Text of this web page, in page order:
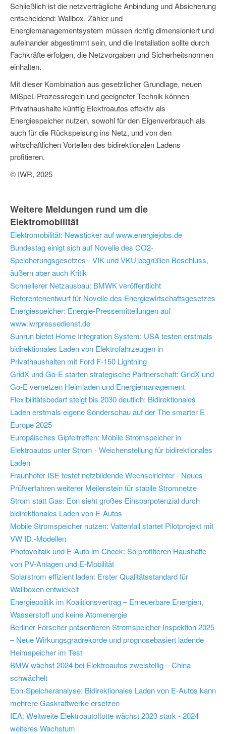
Schließlich ist die netzverträgliche Anbindung und Absicherung
entscheidend: Wallbox, Zähler und
Energiemanagementsystem müssen richtig dimensioniert und
aufeinander abgestimmt sein, und die Installation sollte durch
Fachkräfte erfolgen, die Netzvorgaben und Sicherheitsnormen
einhalten.
Mit dieser Kombination aus gesetzlicher Grundlage, neuen
MiSpeL-Prozessregeln und geeigneter Technik können
Privathaushalte künftig Elektroautos effektiv als
Energiespeicher nutzen, sowohl für den Eigenverbrauch als
auch für die Rückspeisung ins Netz, und von den
wirtschaftlichen Vorteilen des bidirektionalen Ladens
profitieren.
© IWR, 2025
Weitere Meldungen rund um die
Elektromobilität
Elektromobilität: Newsticker auf www.energiejobs.de
Bundestag einigt sich auf Novelle des CO2-
Speicherungsgesetzes - VIK und VKU begrüßen Beschluss,
äußern aber auch Kritik
Schnellerer Netzausbau: BMWK veröffentlicht
Referentenentwurf für Novelle des Energiewirtschaftsgesetzes
Energiespeicher: Energie-Pressemitteilungen auf
www.iwrpressedienst.de
Sunrun bietet Home Integration System: USA testen erstmals
bidirektionales Laden von Elektrofahrzeugen in
Privathaushalten mit Ford F-150 Lightning
GridX und Go-E starten strategische Partnerschaft: GridX und
Go-E vernetzen Heimladen und Energiemanagement
Flexibilitätsbedarf steigt bis 2030 deutlich: Bidirektionales
Laden erstmals eigene Sonderschau auf der The smarter E
Europe 2025
Europäisches Gipfeltreffen: Mobile Stromspeicher in
Elektroautos unter Strom - Weichenstellung für bidirektionales
Laden
Fraunhofer ISE testet netzbildende Wechselrichter - Neues
Prüfverfahren weiterer Meilenstein für stabile Stromnetze
Strom statt Gas: Eon sieht großes Einsparpotenzial durch
bidirektionales Laden von E-Autos
Mobile Stromspeicher nutzen: Vattenfall startet Pilotprojekt mit
VW ID.-Modellen
Photovoltaik und E-Auto im Check: So profitieren Haushalte
von PV-Anlagen und E-Mobilität
Solarstrom effizient laden: Erster Qualitätsstandard für
Wallboxen entwickelt
Energiepolitik im Koalitionsvertrag – Erneuerbare Energien,
Wasserstoff und keine Atomenergie
Berliner Forscher präsentieren Stromspeicher-Inspektion 2025
– Neue Wirkungsgradrekorde und prognosebasiert ladende
Heimspeicher im Test
BMW wächst 2024 bei Elektroautos zweistellig – China
schwächelt
Eon-Speicheranalyse: Bidirektionales Laden von E-Autos kann
mehrere Gaskraftwerke ersetzen
IEA: Weltweite Elektroautoflotte wächst 2023 stark - 2024
weiteres Wachstum